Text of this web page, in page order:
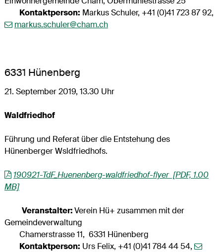
Kontaktperson: Markus Schuler, +41 (0)41 723 87 92,
markus.schuler@cham.ch
6331 Hünenberg
21. September 2019, 13.30 Uhr
Waldfriedhof
Führung und Referat über die Entstehung des
Hünenberger Wsldfriedhofs.
190921-TdF_Huenenberg-waldfriedhof-flyer [PDF, 1.00
MB]
Veranstalter:Verein Hü+ zusammen mit der
Gemeindeverwaltung
Chamerstrasse 11, 6331 Hünenberg
Kontaktperson: Urs Felix, +41 (0)41 784 44 54,